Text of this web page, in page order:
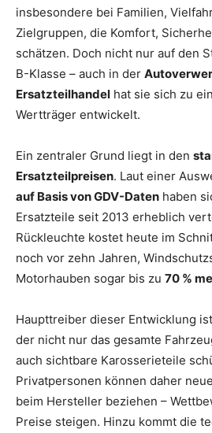
insbesondere bei Familien,
Zielgruppen, die Komfort,
schätzen. Doch nicht nur auf den
B-Klasse – auch in der
Ersatzteilhandel hat sie sich zu
Wertträger entwickelt.
Ein zentraler Grund liegt in den
Ersatzteilpreisen. Laut einer
auf Basis von GDV-Daten haben
Ersatzteile seit 2013 erheblich
Rückleuchte kostet heute im
noch vor zehn Jahren,
Motorhauben sogar bis zu 70 %
Haupttreiber dieser Entwicklung
der nicht nur das gesamte
auch sichtbare Karosserieteile
Privatpersonen können daher
beim Hersteller beziehen –
Preise steigen. Hinzu kommt die